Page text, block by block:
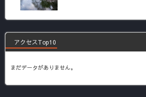
アクセスTop10
まだデータがありません。